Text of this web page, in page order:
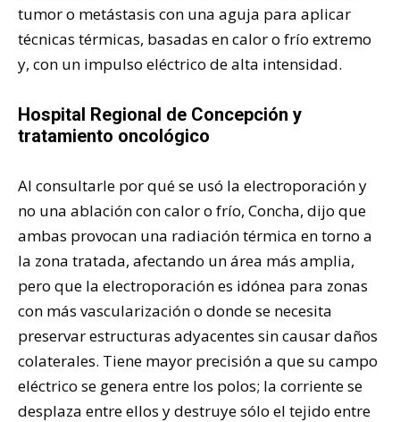
tumor o metástasis con una aguja para aplicar
técnicas térmicas, basadas en calor o frío extremo
y, con un impulso eléctrico de alta intensidad.
Hospital Regional de Concepción y
tratamiento oncológico
Al consultarle por qué se usó la electroporación y
no una ablación con calor o frío, Concha, dijo que
ambas provocan una radiación térmica en torno a
la zona tratada, afectando un área más amplia,
pero que la electroporación es idónea para zonas
con más vascularización o donde se necesita
preservar estructuras adyacentes sin causar daños
colaterales. Tiene mayor precisión a que su campo
eléctrico se genera entre los polos; la corriente se
desplaza entre ellos y destruye sólo el tejido entre